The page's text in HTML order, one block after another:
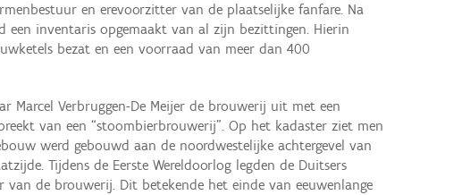
en erevoorzitter van de plaatselijke fanfare. Na
een inventaris opgemaakt van al zijn bezittingen. Hierin
bezat en een voorraad van meer dan 400
Marcel Verbruggen-De Meijer de brouwerij uit met een
van een “stoombierbrouwerij”. Op het kadaster ziet men
werd gebouwd aan de noordwestelijke achtergevel van
Tijdens de Eerste Wereldoorlog legden de Duitsers
van de brouwerij. Dit betekende het einde van eeuwenlange